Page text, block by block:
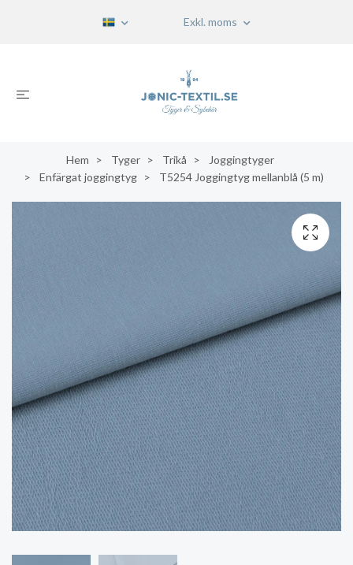
Exkl. moms
Hem Tyger Trikå
Joggingtyger
Enfärgat joggingtyg
T5254 Joggingtyg mellanblå (5 m)